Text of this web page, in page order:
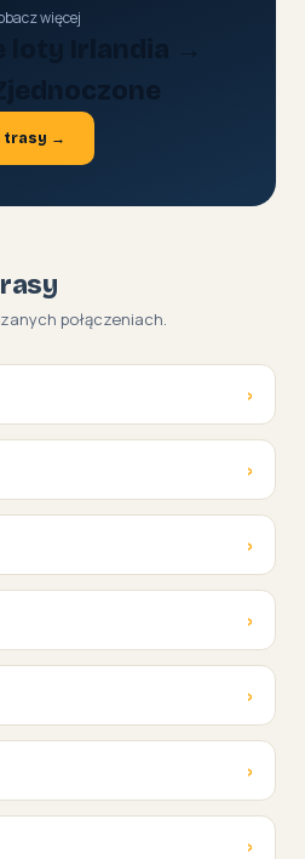
więcej
trasy →
połączeniach.
›
›
›
›
›
›
›